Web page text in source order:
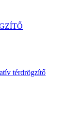
térdrögzítő